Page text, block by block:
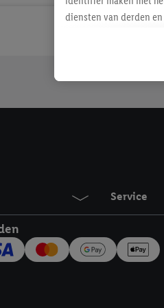
webshop klant
Service
diensten van derden
Als je hiervoor
eerder interesse hebt
maar het niet te
mailadres en met
Onder "Aanpassen"
Door te klikken op
technieken worden
inclusief over de
trekken, vind je in onze
over de cookies die